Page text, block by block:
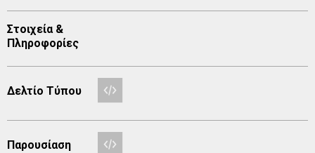
Στοιχεία &
Πληροφορίες
Δελτίο Τύπου
Παρουσίαση